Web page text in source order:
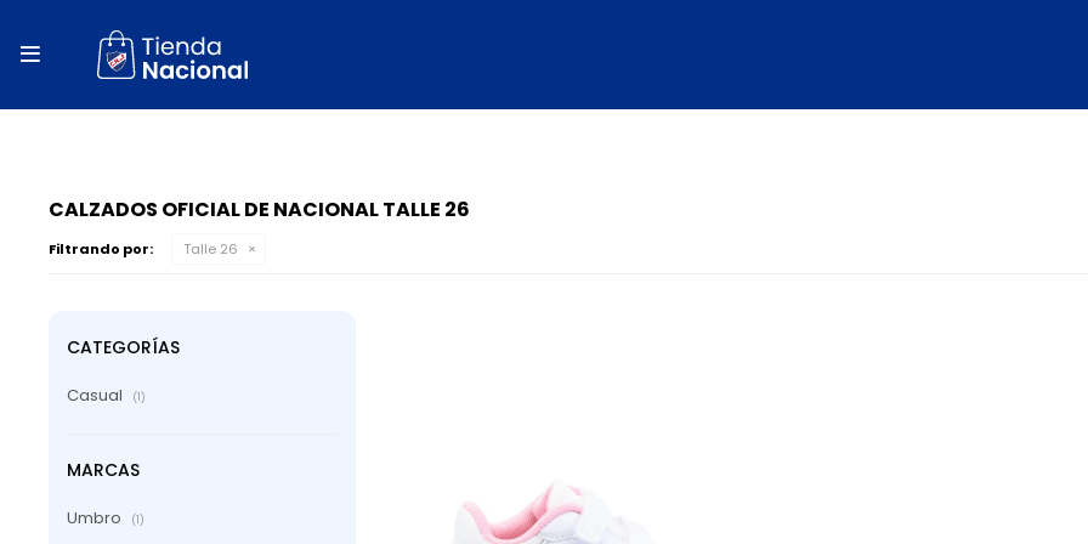

CALZADOS OFICIAL DE NACIONAL TALLE 26
Filtrando por: Talle 26
CATEGORÍAS
Casual (1)
MARCAS
Umbro (1)
close
local_shipping
percent